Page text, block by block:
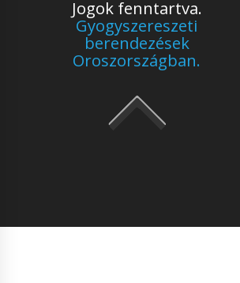
Jogok fenntartva.
Gyogyszereszeti
berendezések
Oroszországban.